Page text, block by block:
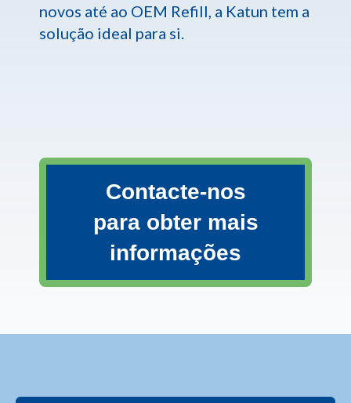
novos até ao OEM Refill, a Katun tem a
solução ideal para si.
Contacte-nos
para obter mais
informações